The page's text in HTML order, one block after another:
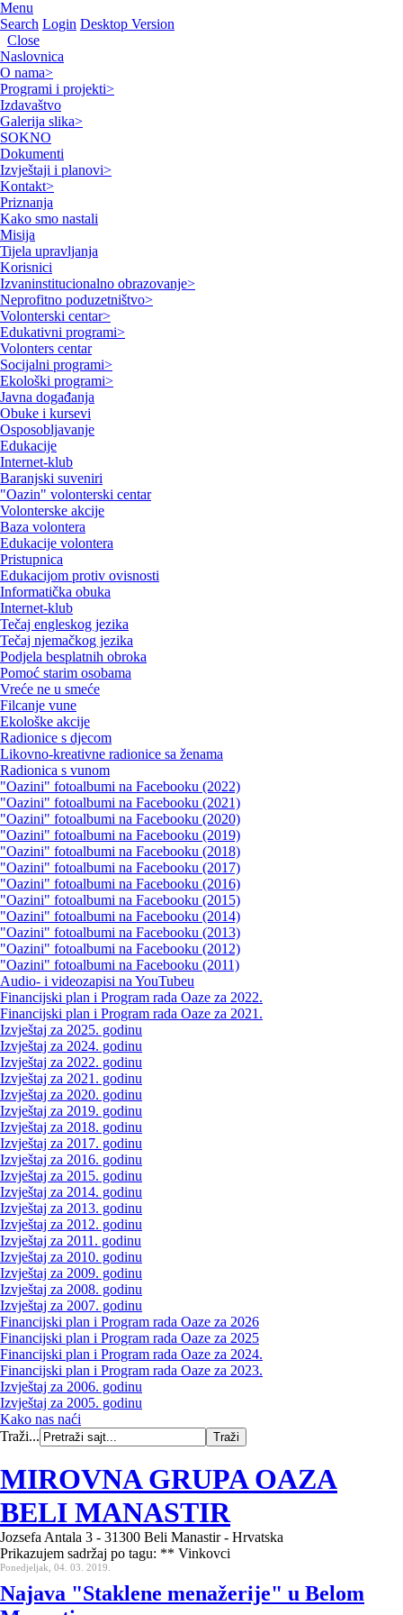
Menu
Search Login Desktop Version
Close
Naslovnica
O nama>
Programi i projekti>
Izdavaštvo
Galerija slika>
SOKNO
Dokumenti
Izvještaji i planovi>
Kontakt>
Priznanja
Kako smo nastali
Misija
Tijela upravljanja
Korisnici
Izvaninstitucionalno obrazovanje>
Neprofitno poduzetništvo>
Volonterski centar>
Edukativni programi>
Volonters centar
Socijalni programi>
Ekološki programi>
Javna događanja
Obuke i kursevi
Osposobljavanje
Edukacije
Internet-klub
Baranjski suveniri
"Oazin" volonterski centar
Volonterske akcije
Baza volontera
Edukacije volontera
Pristupnica
Edukacijom protiv ovisnosti
Informatička obuka
Internet-klub
Tečaj engleskog jezika
Tečaj njemačkog jezika
Podjela besplatnih obroka
Pomoć starim osobama
Vreće ne u smeće
Filcanje vune
Ekološke akcije
Radionice s djecom
Likovno-kreativne radionice sa ženama
Radionica s vunom
"Oazini" fotoalbumi na Facebooku (2022)
"Oazini" fotoalbumi na Facebooku (2021)
"Oazini" fotoalbumi na Facebooku (2020)
"Oazini" fotoalbumi na Facebooku (2019)
"Oazini" fotoalbumi na Facebooku (2018)
"Oazini" fotoalbumi na Facebooku (2017)
"Oazini" fotoalbumi na Facebooku (2016)
"Oazini" fotoalbumi na Facebooku (2015)
"Oazini" fotoalbumi na Facebooku (2014)
"Oazini" fotoalbumi na Facebooku (2013)
"Oazini" fotoalbumi na Facebooku (2012)
"Oazini" fotoalbumi na Facebooku (2011)
Audio- i videozapisi na YouTubeu
Financijski plan i Program rada Oaze za 2022.
Financijski plan i Program rada Oaze za 2021.
Izvještaj za 2025. godinu
Izvještaj za 2024. godinu
Izvještaj za 2022. godinu
Izvještaj za 2021. godinu
Izvještaj za 2020. godinu
Izvještaj za 2019. godinu
Izvještaj za 2018. godinu
Izvještaj za 2017. godinu
Izvještaj za 2016. godinu
Izvještaj za 2015. godinu
Izvještaj za 2014. godinu
Izvještaj za 2013. godinu
Izvještaj za 2012. godinu
Izvještaj za 2011. godinu
Izvještaj za 2010. godinu
Izvještaj za 2009. godinu
Izvještaj za 2008. godinu
Izvještaj za 2007. godinu
Financijski plan i Program rada Oaze za 2026
Financijski plan i Program rada Oaze za 2025
Financijski plan i Program rada Oaze za 2024.
Financijski plan i Program rada Oaze za 2023.
Izvještaj za 2006. godinu
Izvještaj za 2005. godinu
Kako nas naći
Traži...
MIROVNA GRUPA OAZA
BELI MANASTIR
Jozsefa Antala 3 - 31300 Beli Manastir - Hrvatska
Prikazujem sadržaj po tagu: ** Vinkovci
Ponedjeljak, 04. 03. 2019.
Najava "Staklene menažerije" u Belom